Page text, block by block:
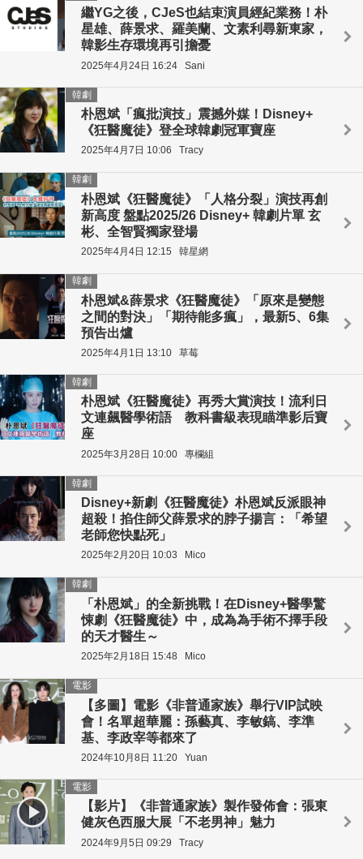
繼YG之後，CJeS也結束演員經紀業務！朴
星雄、薛景求、羅美蘭、文素利尋新東家，
韓影生存環境再引擔憂
2025年4月24日 16:24 Sani
朴恩斌「瘋批演技」震撼外媒！Disney+
《狂醫魔徒》登全球韓劇冠軍寶座
韓劇
2025年4月7日 10:06 Tracy
朴恩斌《狂醫魔徒》「人格分裂」演技再創
新高度 盤點2025/26 Disney+ 韓劇片單 玄
彬、全智賢獨家登場
韓劇
2025年4月4日 12:15 韓星網
朴恩斌&薛景求《狂醫魔徒》「原來是變態
之間的對決」「期待能多瘋」，最新5、6集
預告出爐
韓劇
2025年4月1日 13:10 草莓
朴恩斌《狂醫魔徒》再秀大賞演技！流利日
文連飆醫學術語 教科書級表現瞄準影后寶
座
韓劇
2025年3月28日 10:00 專欄組
Disney+新劇《狂醫魔徒》朴恩斌反派眼神
超殺！掐住師父薛景求的脖子揚言：「希望
老師您快點死」
韓劇
2025年2月20日 10:03 Mico
「朴恩斌」的全新挑戰！在Disney+醫學驚
悚劇《狂醫魔徒》中，成為為手術不擇手段
的天才醫生～
韓劇
2025年2月18日 15:48 Mico
【多圖】電影《非普通家族》舉行VIP試映
會！名單超華麗：孫藝真、李敏鎬、李準
基、李政宰等都來了
電影
2024年10月8日 11:20 Yuan
【影片】《非普通家族》製作發佈會：張東
健灰色西服大展「不老男神」魅力
電影
2024年9月5日 09:29 Tracy